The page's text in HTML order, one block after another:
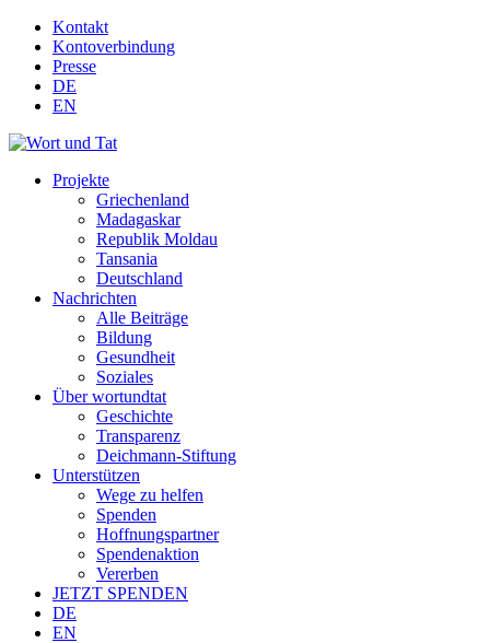
Kontakt
Kontoverbindung
Presse
DE
EN
Projekte
Griechenland
Madagaskar
Republik Moldau
Tansania
Deutschland
Nachrichten
Alle Beiträge
Bildung
Gesundheit
Soziales
Über wortundtat
Geschichte
Transparenz
Deichmann-Stiftung
Unterstützen
Wege zu helfen
Spenden
Hoffnungspartner
Spendenaktion
Vererben
JETZT SPENDEN
DE
EN